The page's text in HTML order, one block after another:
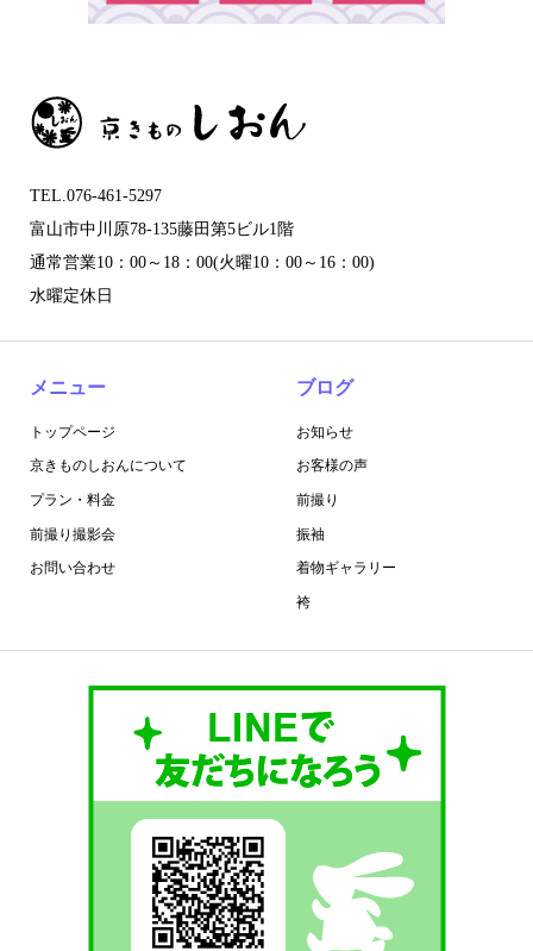
TEL.076-461-5297
富山市中川原78-135藤田第5ビル1階
通常営業10：00～18：00(火曜10：00～16：00)
水曜定休日
メニュー
トップページ
京きものしおんについて
プラン・料金
前撮り撮影会
お問い合わせ
ブログ
お知らせ
お客様の声
前撮り
振袖
着物ギャラリー
袴